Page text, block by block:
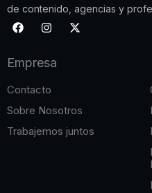
de contenido, agencias y
F
a
b
o
I
n
a
r
m
X
-
r
Empresa
Contacto
Sobre Nosotros
Trabajemos juntos